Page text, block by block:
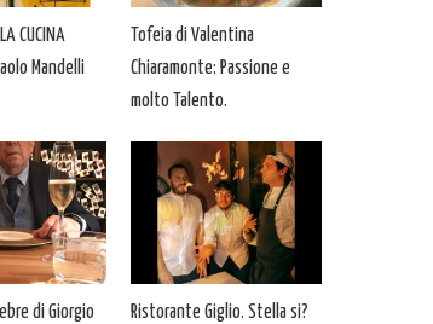
CUCINA
Mandelli
Tofeia di Valentina
Chiaramonte: Passione e
molto Talento.
di Giorgio
Ristorante Giglio. Stella si?